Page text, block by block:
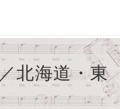
北海道・東